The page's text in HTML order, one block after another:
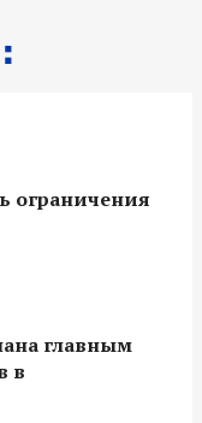
ограничения
главным
в